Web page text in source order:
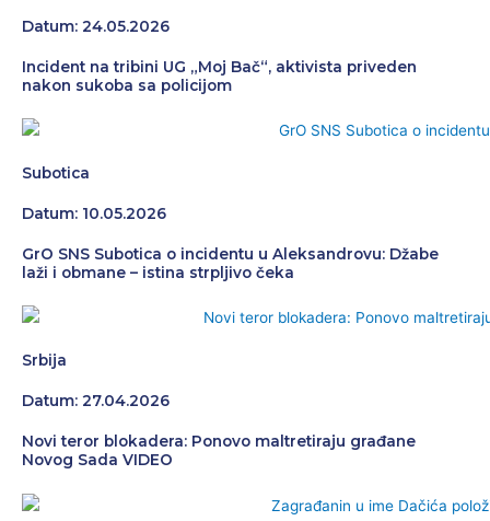
Datum: 24.05.2026
Incident na tribini UG „Moj Bač“, aktivista priveden
nakon sukoba sa policijom
Subotica
Datum: 10.05.2026
GrO SNS Subotica o incidentu u Aleksandrovu: Džabe
laži i obmane – istina strpljivo čeka
Srbija
Datum: 27.04.2026
Novi teror blokadera: Ponovo maltretiraju građane
Novog Sada VIDEO